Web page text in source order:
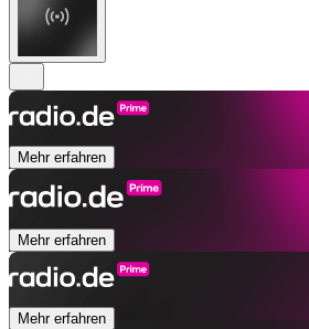
Mehr erfahren
Mehr erfahren
Mehr erfahren